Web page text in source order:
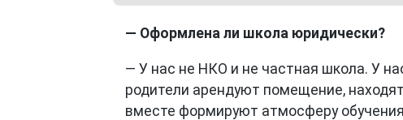
— Оформлена ли школа юридически?
— У нас не НКО и не частная школа. У
родители арендуют помещение,
вместе формируют атмосферу